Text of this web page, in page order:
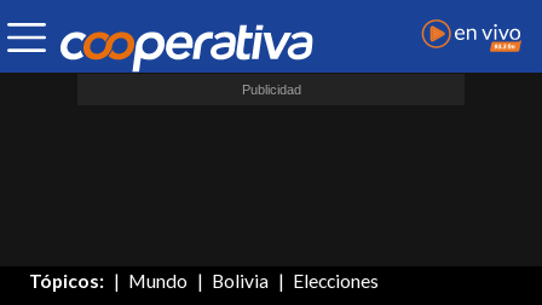
Tópicos: Mundo Bolivia Elecciones